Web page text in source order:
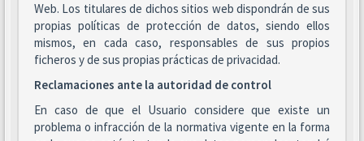
Web. Los titulares de dichos sitios web dispondrán de sus
propias políticas de protección de datos, siendo ellos
mismos, en cada caso, responsables de sus propios
ficheros y de sus propias prácticas de privacidad.
Reclamaciones ante la autoridad de control
En caso de que el Usuario considere que existe un
problema o infracción de la normativa vigente en la forma